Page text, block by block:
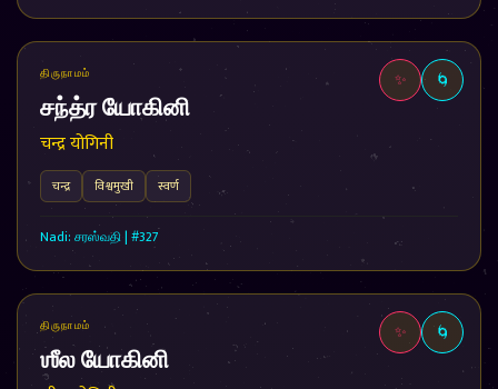
✨ 🌀
திருநாமம்
சந்த்ர யோகினி
चन्द्र योगिनी
चन्द्र विश्वमुखी स्वर्ण
Nadi: சரஸ்வதி | #327
✨ 🌀
திருநாமம்
ஶீல யோகினி